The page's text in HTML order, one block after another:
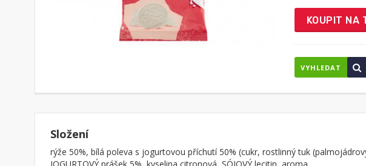
KOUPIT NA
VYHLEDAT
Složení
rýže 50%, bílá poleva s jogurtovou příchutí 50% (cukr, rostlinný tuk